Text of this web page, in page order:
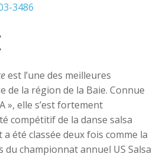
3486
est l’une des meilleures
de la région de la Baie. Connue
», elle s’est fortement
compétitif de la danse salsa
été classée deux fois comme la
du championnat annuel US Salsa